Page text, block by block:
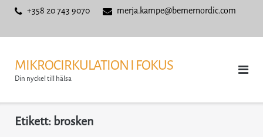
+358 20 743 9070 merja.kampe@bemernordic.com
MIKROCIRKULATION I FOKUS
Din nyckel till hälsa
Etikett:brosken